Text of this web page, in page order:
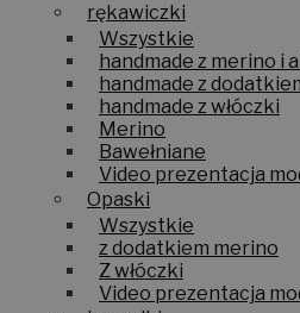
rękawiczki
Wszystkie
handmade z merino i
handmade z
handmade z włóczki
Merino
Bawełniane
Video prezentacja
Opaski
Wszystkie
z dodatkiem merino
Z włóczki
Video prezentacja